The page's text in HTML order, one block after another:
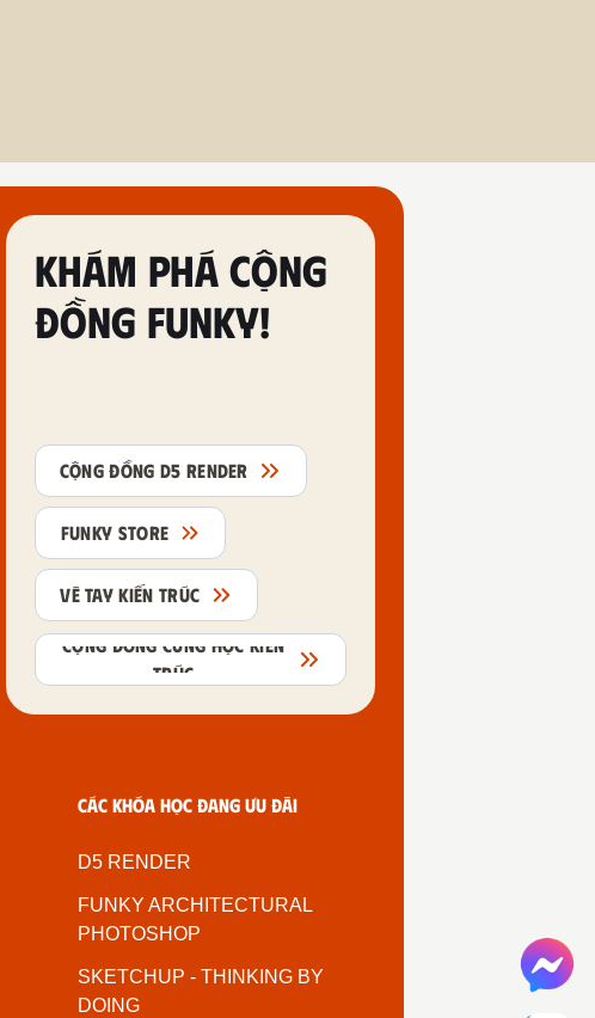
KHÁM PHÁ CỘNG
ĐỒNG FUNKY!
CỘNG ĐỒNG D5 RENDER
FUNKY STORE
VẼ TAY KIẾN TRÚC
CỘNG ĐỒNG CÙNG HỌC KIẾN
TRÚC
Các khóa học đang ưu đãi
D5 RENDER
FUNKY ARCHITECTURAL
PHOTOSHOP
SKETCHUP - THINKING BY
DOING